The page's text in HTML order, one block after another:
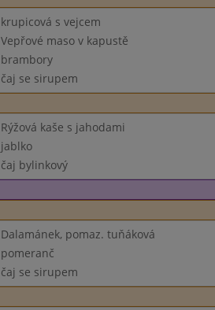
krupicová s vejcem
Vepřové maso v kapustě
brambory
čaj se sirupem
Rýžová kaše s jahodami
jablko
čaj bylinkový
Dalamánek, pomaz. tuňáková
pomeranč
čaj se sirupem